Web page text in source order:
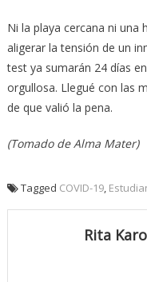
Ni la playa cercana ni una
aligerar la tensión de un
test ya sumarán 24 días
orgullosa. Llegué con las
de que valió la pena.
(Tomado de Alma Mater)
Tagged COVID-19,
Rita Karo